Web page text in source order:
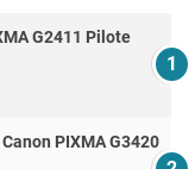
G2411 Pilote
PIXMA G3420